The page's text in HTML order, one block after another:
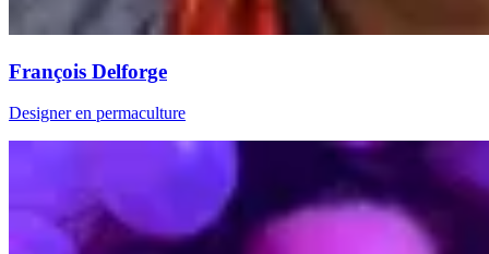
François Delforge
Designer en permaculture